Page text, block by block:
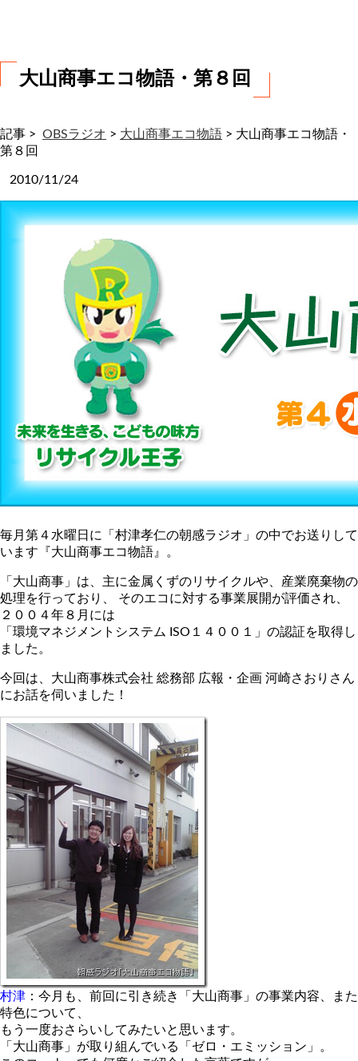
大山商事エコ物語・第８回
記事 > OBSラジオ > 大山商事エコ物語 > 大山商事エコ物語・
第８回
2010/11/24
毎月第４水曜日に「村津孝仁の朝感ラジオ」の中でお送りして
います『大山商事エコ物語』。
「大山商事」は、主に金属くずのリサイクルや、産業廃棄物の
処理を行っており、 そのエコに対する事業展開が評価され、
２００４年８月には
「環境マネジメントシステム ISO１４００１」の認証を取得し
ました。
今回は、大山商事株式会社 総務部 広報・企画 河崎さおりさん
にお話を伺いました！
村津 ：今月も、前回に引き続き「大山商事」の事業内容、また
特色について、
もう一度おさらいしてみたいと思います。
「大山商事」が取り組んでいる「ゼロ・エミッション」。